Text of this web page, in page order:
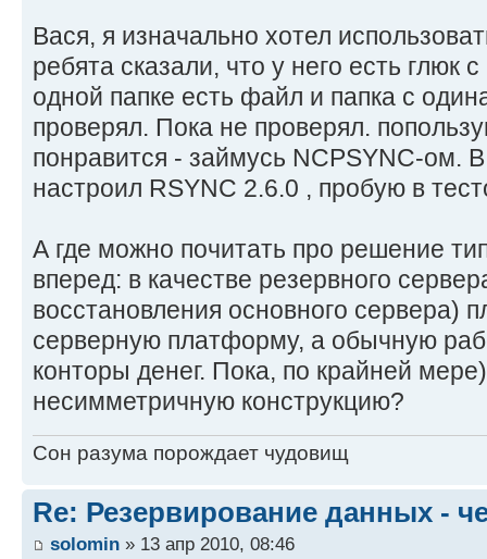
Вася, я изначально хотел
ребята сказали, что у него есть глюк
одной папке есть файл и папка с
проверял. Пока не проверял.
понравится - займусь NCPSYNC-ом.
настроил RSYNC 2.6.0 , пробую в
А где можно почитать про решение
вперед: в качестве резервного
восстановления основного сервера)
серверную платформу, а обычную
конторы денег. Пока, по крайней
несимметричную конструкцию?
Сон разума порождает чудовищ
Re: Резервирование данных -
solomin » 13 апр 2010, 08:46